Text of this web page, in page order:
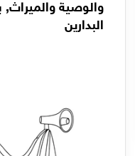
والوصية والميراث,
البدارين